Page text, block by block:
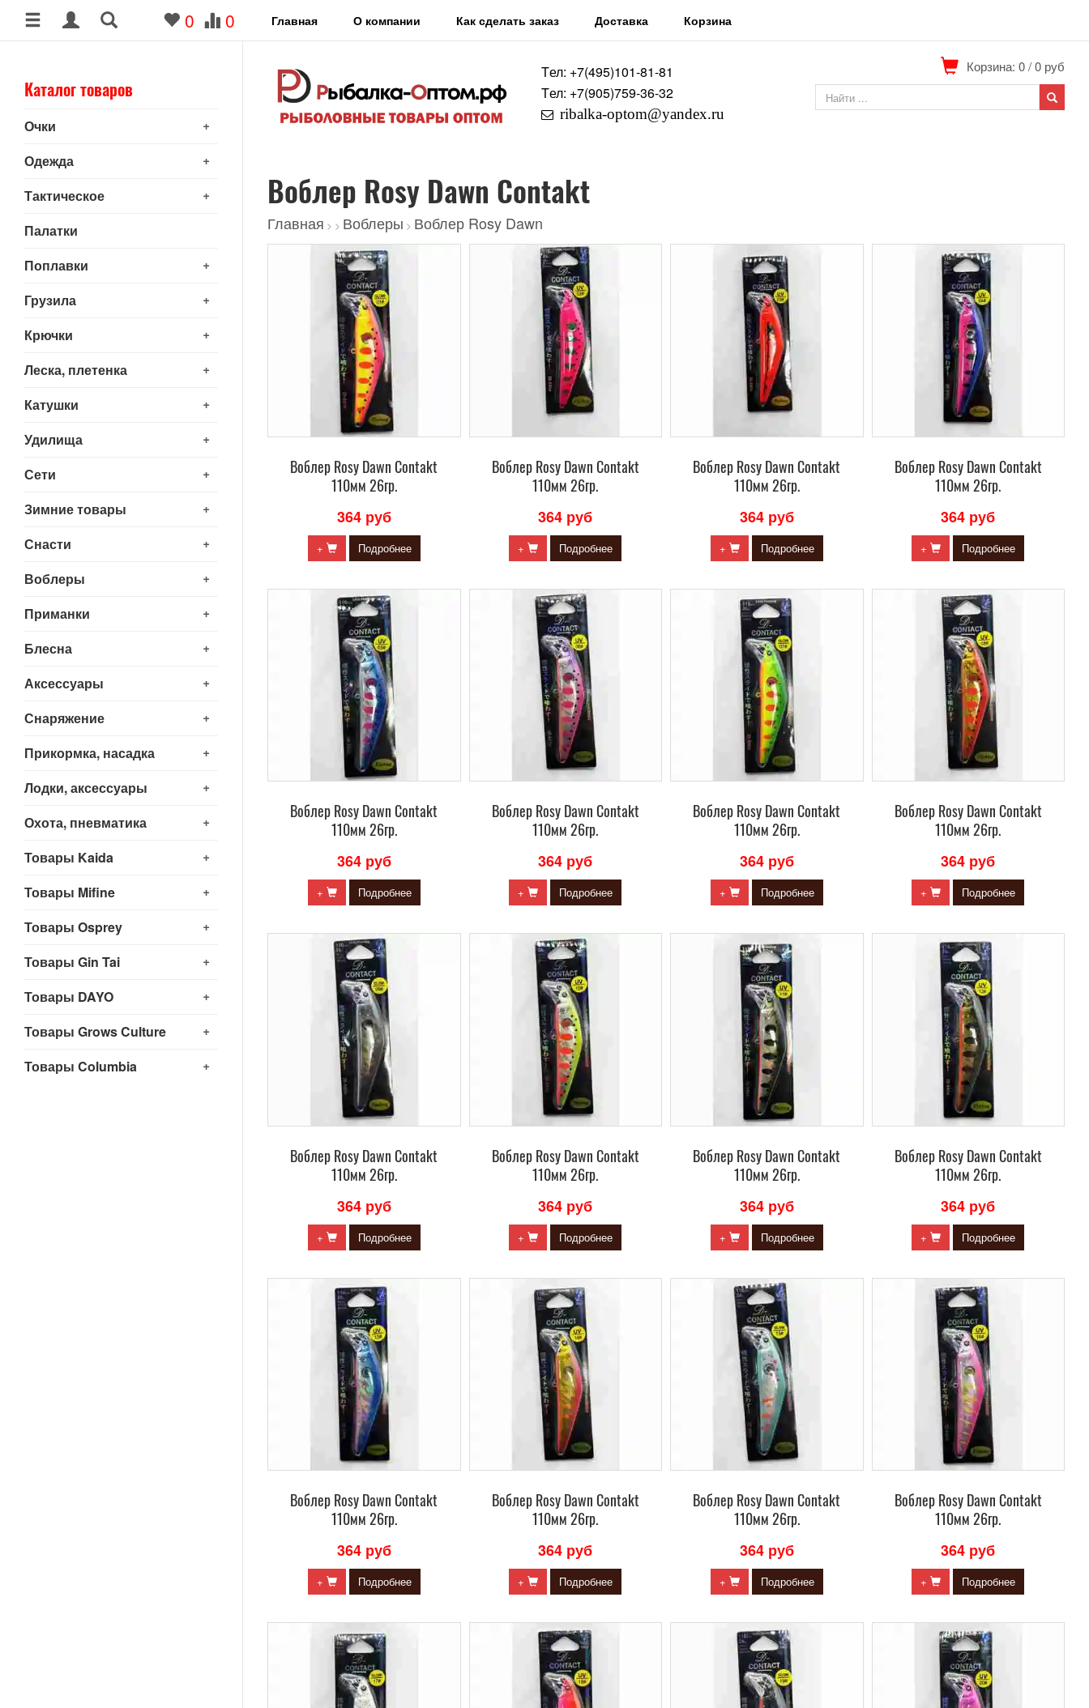
0 0 Главная О компании Как сделать заказ Доставка Корзина
Каталог товаров
+
Очки
+
Одежда
+
Тактическое
Палатки
+
Поплавки
+
Грузила
+
Крючки
+
Леска, плетенка
+
Катушки
+
Удилища
+
Сети
+
Зимние товары
+
Снасти
+
Воблеры
+
Приманки
+
Блесна
+
Аксессуары
+
Снаряжение
+
Прикормка, насадка
+
Лодки, аксессуары
+
Охота, пневматика
+
Товары Kaida
+
Товары Mifine
+
Товары Osprey
+
Товары Gin Tai
+
Товары DAYO
+
Товары Grows Culture
+
Товары Columbia
Tел: +7(495)101-81-81
Tел: +7(905)759-36-32
ribalka-optom@yandex.ru
Корзина: 0/0 руб
Воблер Rosy Dawn Contakt
Главная > > Воблеры > Воблер Rosy Dawn
Воблер Rosy Dawn Contakt
110мм 26гр.
364 руб
+ Подробнее
Воблер Rosy Dawn Contakt
110мм 26гр.
364 руб
+ Подробнее
Воблер Rosy Dawn Contakt
110мм 26гр.
364 руб
+ Подробнее
Воблер Rosy Dawn Contakt
110мм 26гр.
364 руб
+ Подробнее
Воблер Rosy Dawn Contakt
110мм 26гр.
364 руб
+ Подробнее
Воблер Rosy Dawn Contakt
110мм 26гр.
364 руб
+ Подробнее
Воблер Rosy Dawn Contakt
110мм 26гр.
364 руб
+ Подробнее
Воблер Rosy Dawn Contakt
110мм 26гр.
364 руб
+ Подробнее
Воблер Rosy Dawn Contakt
110мм 26гр.
364 руб
+ Подробнее
Воблер Rosy Dawn Contakt
110мм 26гр.
364 руб
+ Подробнее
Воблер Rosy Dawn Contakt
110мм 26гр.
364 руб
+ Подробнее
Воблер Rosy Dawn Contakt
110мм 26гр.
364 руб
+ Подробнее
Воблер Rosy Dawn Contakt
110мм 26гр.
364 руб
+ Подробнее
Воблер Rosy Dawn Contakt
110мм 26гр.
364 руб
+ Подробнее
Воблер Rosy Dawn Contakt
110мм 26гр.
364 руб
+ Подробнее
Воблер Rosy Dawn Contakt
110мм 26гр.
364 руб
+ Подробнее